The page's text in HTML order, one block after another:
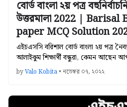
বোর্ড বাংলা ২য় পত্র
উত্তরমালা 2022 |
paper MCQ Solution
এইচএসসি বরিশাল বোর্ড বাংলা ২য় পত্র
আলাইকুম শিক্ষার্থী বন্ধুরা, কেমন আছেন
byValo Kobita • নভেম্বর ০৭, ২০২২